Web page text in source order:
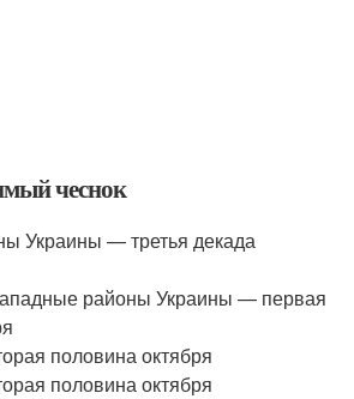
чеснок
Украины — третья декада
районы Украины — первая
половина октября
половина октября